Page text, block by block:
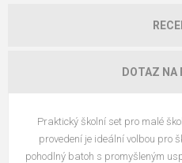
DOTAZ NA
Praktický školní set pro malé
provedení je ideální volbou pro
pohodlný batoh s promyšleným